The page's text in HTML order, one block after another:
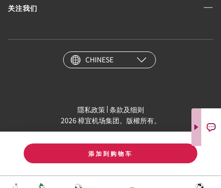
添加到购物车
关注我们
CHINESE
隱私政策 条款及细则
2026 樟宜机场集团。版權所有。